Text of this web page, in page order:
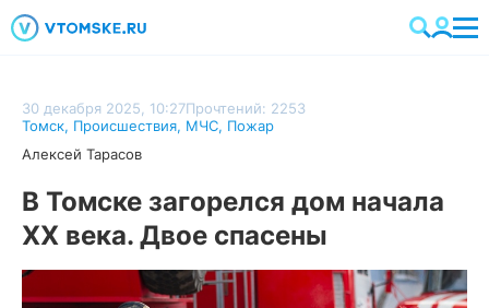
30 декабря 2025, 10:27Прочтений: 2253
Томск, Происшествия, МЧС, Пожар
Алексей Тарасов
В Томске загорелся дом начала
XX века. Двое спасены